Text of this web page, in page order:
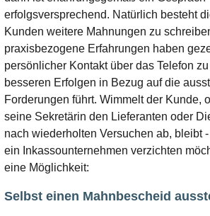
erfolgsversprechend. Natürlich besteht
Kunden weitere Mahnungen zu
praxisbezogene Erfahrungen haben
persönlicher Kontakt über das Telefon
besseren Erfolgen in Bezug auf die
Forderungen führt. Wimmelt der Kunde,
seine Sekretärin den Lieferanten oder
nach wiederholten Versuchen ab, bleibt
ein Inkassounternehmen verzichten
eine Möglichkeit:
Selbst einen Mahnbescheid